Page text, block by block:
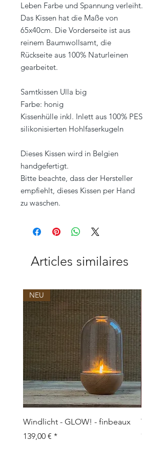
Leben Farbe und Spannung verleiht.
Das Kissen hat die Maße von
65x40cm. Die Vorderseite ist aus
reinem Baumwollsamt, die
Rückseite aus 100% Naturleinen
gearbeitet.
Samtkissen Ulla big
Farbe: honig
Kissenhülle inkl. Inlett aus 100% PES
silikonisierten Hohlfaserkugeln
Dieses Kissen wird in Belgien
handgefertigt.
Bitte beachte, dass der Hersteller
empfiehlt, dieses Kissen per Hand
zu waschen.
Articles similaires
NEU
Windlicht - GLOW! - finbeaux
Prix
139,00 €
Topf/